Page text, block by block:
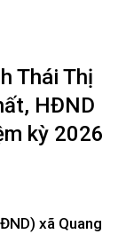
Thái Thị
HĐND
kỳ 2026
xã Quang